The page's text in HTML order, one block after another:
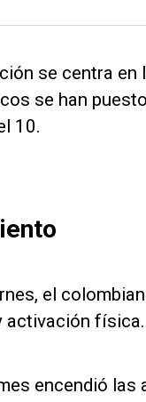
se centra en
se han
10.
el
activación física.
encendió